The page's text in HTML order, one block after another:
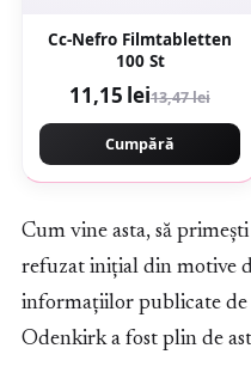
Cc-Nefro Filmtabletten
100 St
11,15 lei13,47 lei
Cumpără
Cum vine asta, să
refuzat inițial din motive
informațiilor publicate de
Odenkirk a fost plin de